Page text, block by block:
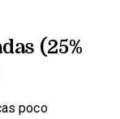
(25%
poco